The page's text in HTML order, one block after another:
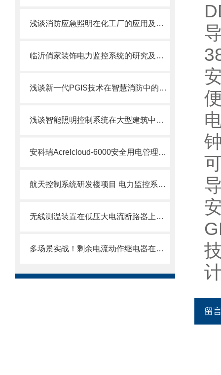
浅谈消防应急照明在化工厂的应用及产品选型
临沂俏家装饰电力监控系统的研究及应用
浅谈新一代PGIS技术在智慧消防中的创新应用
浅谈智能照明控制系统在大型建筑中的应用
安科瑞Acrelcloud-6000安全用电管理平台在义乌市的应用
航天控制系统研发楼项目 电力监控系统的设计与应用
无线测温装置在低压大电流断路器上的应用
多场景实战！剩余电流动作继电器在工业、民用与路灯系统中的安全防护方案
留